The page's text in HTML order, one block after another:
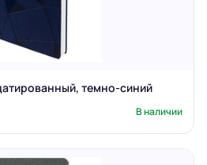
темно-синий
В наличии